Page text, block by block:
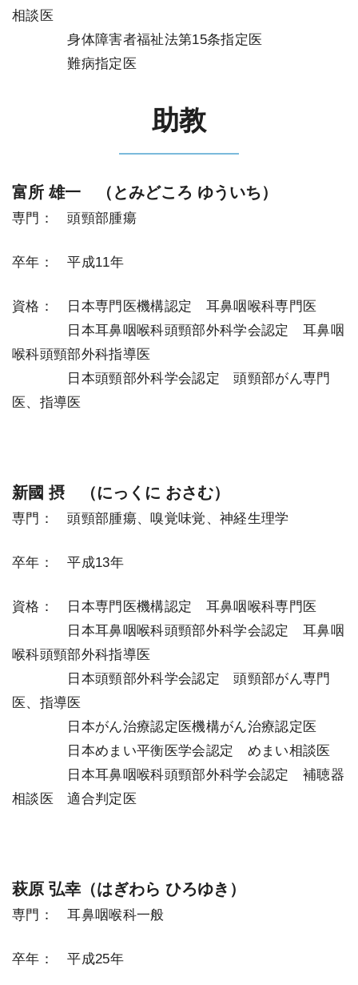
相談医
＿＿＿＿身体障害者福祉法第15条指定医
＿＿＿＿難病指定医
助教
富所 雄一 （とみどころ ゆういち）
専門： 頭頸部腫瘍
卒年： 平成11年
資格： 日本専門医機構認定 耳鼻咽喉科専門医
日本耳鼻咽喉科頭頸部外科学会認定 耳鼻咽
喉科頭頸部外科指導医
日本頭頸部外科学会認定 頭頸部がん専門
医、指導医
新國 摂 （にっくに おさむ）
専門： 頭頸部腫瘍、嗅覚味覚、神経生理学
卒年： 平成13年
資格： 日本専門医機構認定 耳鼻咽喉科専門医
日本耳鼻咽喉科頭頸部外科学会認定 耳鼻咽
喉科頭頸部外科指導医
日本頭頸部外科学会認定 頭頸部がん専門
医、指導医
日本がん治療認定医機構がん治療認定医
日本めまい平衡医学会認定 めまい相談医
日本耳鼻咽喉科頭頸部外科学会認定 補聴器
相談医 適合判定医
萩原 弘幸（はぎわら ひろゆき）
専門： 耳鼻咽喉科一般
卒年： 平成25年